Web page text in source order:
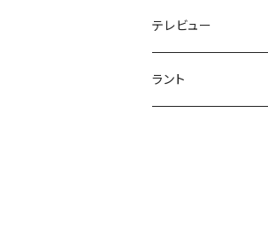
テレビュー
アイピース
ラント